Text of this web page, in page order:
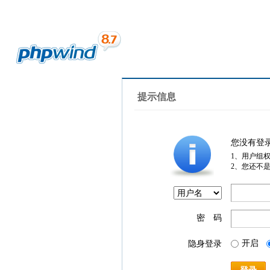
提示信息
您没有登
1、用户组
2、您还不
密 码
隐身登录 开启